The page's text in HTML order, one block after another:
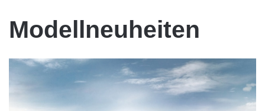
Modellneuheiten